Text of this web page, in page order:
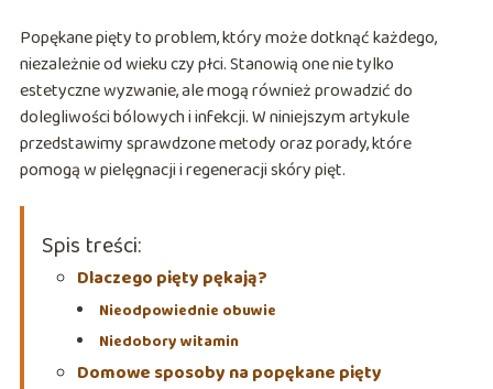
Popękane pięty to problem, który może dotknąć każdego,
niezależnie od wieku czy płci. Stanowią one nie tylko
estetyczne wyzwanie, ale mogą również prowadzić do
dolegliwości bólowych i infekcji. W niniejszym artykule
przedstawimy sprawdzone metody oraz porady, które
pomogą w pielęgnacji i regeneracji skóry pięt.
Spis treści:
Dlaczego pięty pękają?
Nieodpowiednie obuwie
Niedobory witamin
Domowe sposoby na popękane pięty